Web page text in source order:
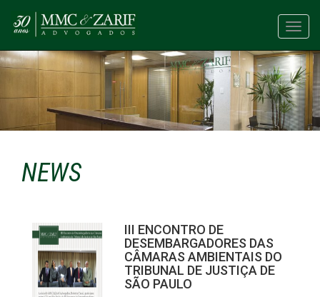
NEWS
III ENCONTRO DE
DESEMBARGADORES DAS
CÂMARAS AMBIENTAIS DO
TRIBUNAL DE JUSTIÇA DE
SÃO PAULO